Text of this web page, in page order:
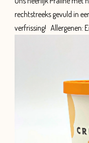
rechtstreeks gevuld in
verfrissing! Allergenen: